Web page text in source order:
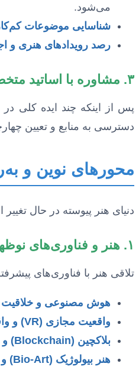
می‌شود.
شناسایی موضوعات
رصد رویدادهای هنری و
۳. مشاوره با اساتید متخصص
دسترسی به منابع و تعیین
محورهای نوین و
دنیای هنر پیوسته در حال
۱. هنر و فناوری‌های نوظهور
تلاقی هنر با فناوری‌های
هوش مصنوعی و خلاقیت
واقعیت مجازی (VR) و واقعیت افزوده (AR) در هنر:
بلاکچین (Blockchain) و NFT در بازار هنر:
هنر بیولوژیک (Bio-Art) و زیست‌فناوری: